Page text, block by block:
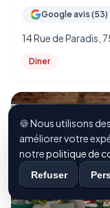
Google avis (53)
14 Rue de Paradis,
Diner
🍪 Nous utilisons
améliorer votre
notrepolitique de
Refuser